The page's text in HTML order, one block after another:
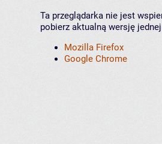
Ta przeglądarka nie jest
pobierz aktualną wersję
Mozilla Firefox
Google Chrome